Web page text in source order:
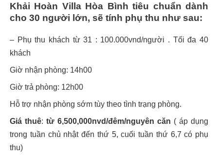
Khải Hoàn Villa Hòa Bình tiêu chuẩn dành
cho 30 người lớn, sẽ tính phụ thu như sau:
– Phụ thu khách từ 31 : 100.000vnd/người . Tối đa 40
khách
Giờ nhận phòng: 14h00
Giờ trả phòng: 12h00
Hỗ trợ nhận phòng sớm tùy theo tình trạng phòng.
Giá thuê: từ 6,500,000nvd/đêm/nguyên căn ( áp dụng
trong tuần chủ nhật đến thứ 5, cuối tuần thứ 6,7 có phụ
thu)